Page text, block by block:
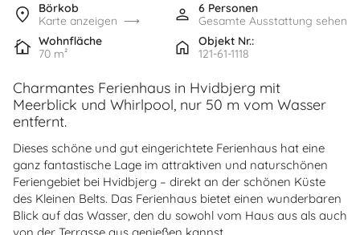
Börkob
Karte anzeigen
6 Personen
Gesamte Ausstattung sehen
Wohnfläche
70 m²
Objekt Nr.:
121-61-1118
Charmantes Ferienhaus in Hvidbjerg mit
Meerblick und Whirlpool, nur 50 m vom Wasser
entfernt.
Dieses schöne und gut eingerichtete Ferienhaus hat eine
ganz fantastische Lage im attraktiven und naturschönen
Feriengebiet bei Hvidbjerg – direkt an der schönen Küste
des Kleinen Belts. Das Ferienhaus bietet einen wunderbaren
Blick auf das Wasser, den du sowohl vom Haus aus als auch